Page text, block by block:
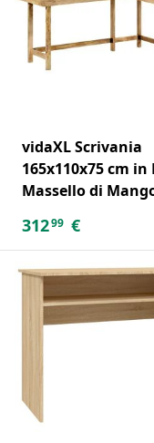
vidaXL Scrivania
165x110x75 cm in
Massello di
31299 €